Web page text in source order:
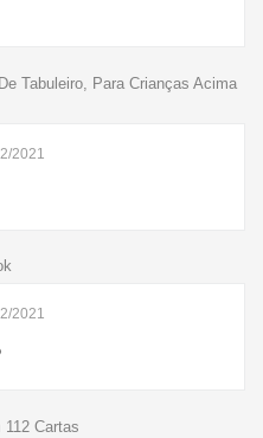
Tabuleiro, Para Crianças Acima
2021
2021
Cartas